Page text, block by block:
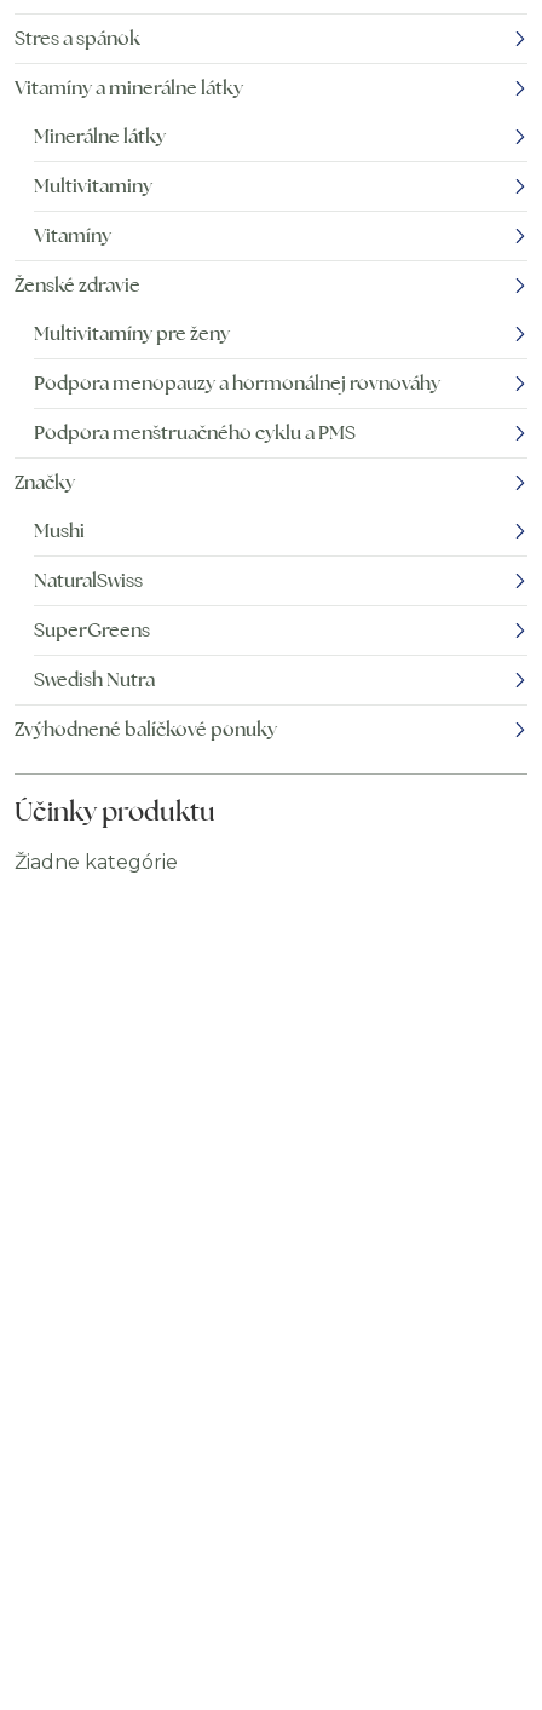
Stres a spánok
Vitamíny a minerálne látky
Minerálne látky
Multivitaminy
Vitamíny
Ženské zdravie
Multivitamíny pre ženy
Podpora menopauzy a hormonálnej rovnováhy
Podpora menštruačného cyklu a PMS
Značky
Mushi
NaturalSwiss
SuperGreens
Swedish Nutra
Zvýhodnené balíčkové ponuky
Účinky produktu
Žiadne kategórie